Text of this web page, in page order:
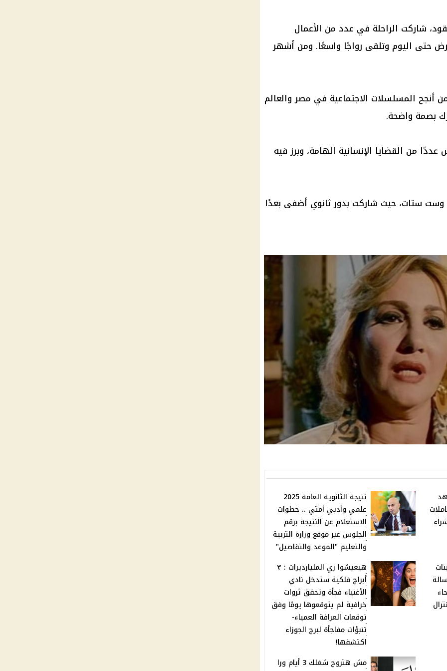
شاركت الراحلة في عدد من الأعمال
حتى اليوم وتلقى رواجًا واسعًا. ومن أشهر
المسلسلات الاجتماعية في مصر والعالم
بصمة واضحة.
من القضايا الإنسانية الهامة، وبرز فيه
ستات، حيث شاركت بدور ثانوي أضفى بعدًا
نتيجة الثانوية العامة 2025
علمي وأدبي أمتي .. خطوات
الاستعلام عن النتيجة برقم
الجلوس عبر موقع وزارة التربية
والتعليم "الموعد والتفاصيل"
هيعيشوا زي المليارديرات : ٣
أبراج فلكية ستدخل نادي
الأغنياء فجأة وتحقق ثروات
خرافية لم يتوقعوها يومًا وفق
توقعات العرافة العمياء-
تنبؤات مفاجأة لبرج الجوزاء
اكتشفها!
مش هتروح شغلك 3 أيام ورا